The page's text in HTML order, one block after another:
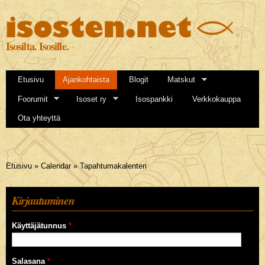
Hyppää
pääsisältöön
Isosilta. Isosille.
Etusivu Ajankohtaista Blogit Matskut
Foorumit Isoset ry Isospankki Verkkokauppa
Ota yhteyttä
Olet täällä
Etusivu » Calendar»Tapahtumakalenteri
Kirjautuminen
Käyttäjätunnus *
Salasana *